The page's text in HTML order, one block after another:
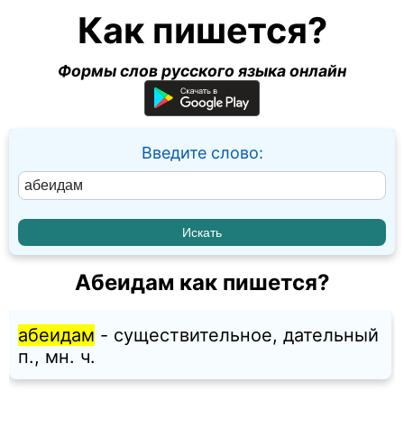
Как пишется?
Формы слов русского языка онлайн
Введите слово:
Абеидам как пишется?
абеидам - существительное, дательный
п., мн. ч.